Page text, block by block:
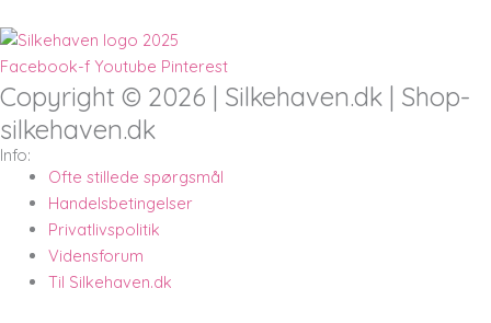
Facebook-f Youtube Pinterest
Copyright © 2026 | Silkehaven.dk | Shop-
silkehaven.dk
Info:
Ofte stillede spørgsmål
Handelsbetingelser
Privatlivspolitik
Vidensforum
Til Silkehaven.dk